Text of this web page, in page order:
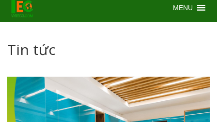
MENU
Tin tức